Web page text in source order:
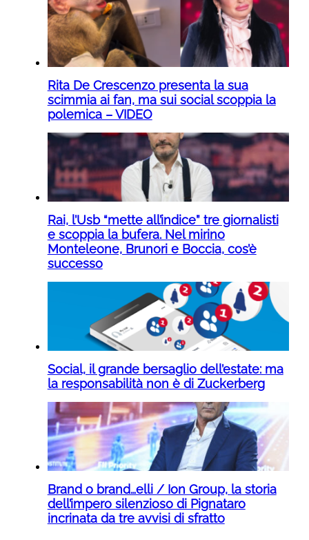
Rita De Crescenzo presenta la sua
scimmia ai fan, ma sui social scoppia la
polemica – VIDEO
Rai, l’Usb “mette all’indice” tre giornalisti
e scoppia la bufera. Nel mirino
Monteleone, Brunori e Boccia, cos’è
successo
Social, il grande bersaglio dell’estate: ma
la responsabilità non è di Zuckerberg
Brand o brand…elli / Ion Group, la storia
dell’impero silenzioso di Pignataro
incrinata da tre avvisi di sfratto